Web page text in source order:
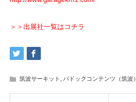
＞＞出展社一覧はコチラ
筑波サーキット , パドックコンテンツ（筑波）